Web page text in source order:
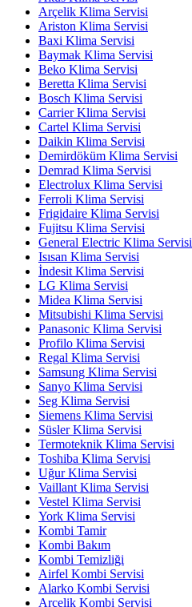
Arçelik Klima Servisi
Ariston Klima Servisi
Baxi Klima Servisi
Baymak Klima Servisi
Beko Klima Servisi
Beretta Klima Servisi
Bosch Klima Servisi
Carrier Klima Servisi
Cartel Klima Servisi
Daikin Klima Servisi
Demirdöküm Klima Servisi
Demrad Klima Servisi
Electrolux Klima Servisi
Ferroli Klima Servisi
Frigidaire Klima Servisi
Fujitsu Klima Servisi
General Electric Klima Servisi
Isısan Klima Servisi
İndesit Klima Servisi
LG Klima Servisi
Midea Klima Servisi
Mitsubishi Klima Servisi
Panasonic Klima Servisi
Profilo Klima Servisi
Regal Klima Servisi
Samsung Klima Servisi
Sanyo Klima Servisi
Seg Klima Servisi
Siemens Klima Servisi
Süsler Klima Servisi
Termoteknik Klima Servisi
Toshiba Klima Servisi
Uğur Klima Servisi
Vaillant Klima Servisi
Vestel Klima Servisi
York Klima Servisi
Kombi Tamir
Kombi Bakım
Kombi Temizliği
Airfel Kombi Servisi
Alarko Kombi Servisi
Arçelik Kombi Servisi